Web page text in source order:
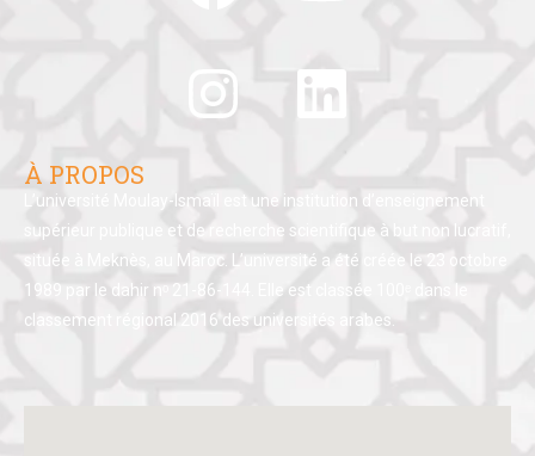
À PROPOS
L’université Moulay-Ismaïl est une institution d’enseignement
supérieur publique et de recherche scientifique à but non lucratif,
située à Meknès, au Maroc. L’université a été créée le 23 octobre
1989 par le dahir nᵒ 21-86-144. Elle est classée 100ᵉ dans le
classement régional 2016 des universités arabes.